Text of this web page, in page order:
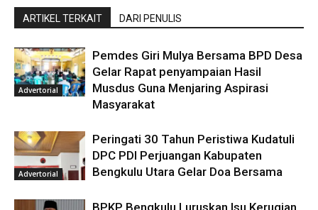
ARTIKEL TERKAIT DARI PENULIS
Advertorial
Pemdes Giri Mulya Bersama BPD Desa
Gelar Rapat penyampaian Hasil
Musdus Guna Menjaring Aspirasi
Masyarakat
Advertorial
Peringati 30 Tahun Peristiwa Kudatuli
DPC PDI Perjuangan Kabupaten
Bengkulu Utara Gelar Doa Bersama
BPKP Bengkulu Luruskan Isu Kerugian